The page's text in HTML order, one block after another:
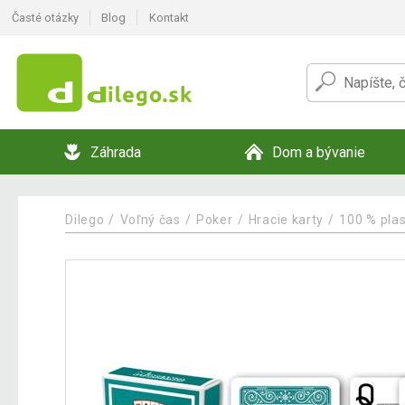
Časté otázky Blog Kontakt
Záhrada Dom a bývanie
Dilego Voľný čas Poker Hracie karty 100 %